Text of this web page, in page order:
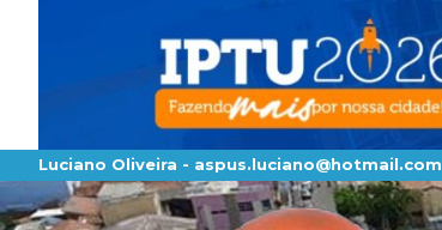
Luciano Oliveira - aspus.luciano@hotmail.com